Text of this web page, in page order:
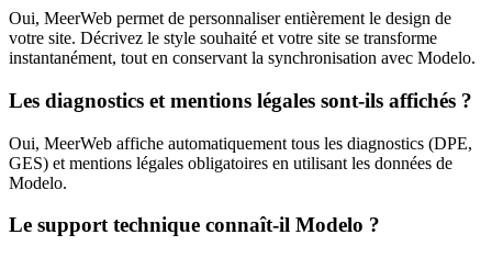
Oui, MeerWeb permet de personnaliser entièrement le design de
votre site. Décrivez le style souhaité et votre site se transforme
instantanément, tout en conservant la synchronisation avec Modelo.
Les diagnostics et mentions légales sont-ils affichés ?
Oui, MeerWeb affiche automatiquement tous les diagnostics (DPE,
GES) et mentions légales obligatoires en utilisant les données de
Modelo.
Le support technique connaît-il Modelo ?